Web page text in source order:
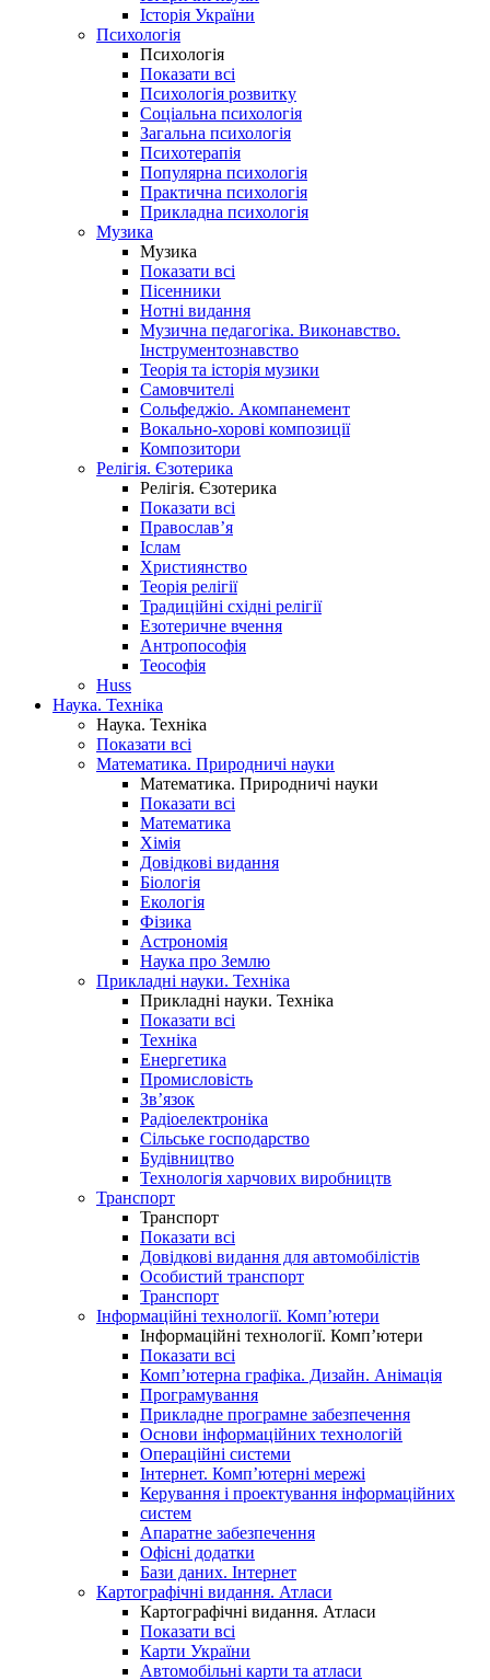
Історія України
Психологія
Психологія
Показати всі
Психологія розвитку
Соціальна психологія
Загальна психологія
Психотерапія
Популярна психологія
Практична психологія
Прикладна психологія
Музика
Музика
Показати всі
Пісенники
Нотні видання
Музична педагогіка. Виконавство.
Інструментознавство
Теорія та історія музики
Самовчителі
Сольфеджіо. Акомпанемент
Вокально-хорові композиції
Композитори
Релігія. Єзотерика
Релігія. Єзотерика
Показати всі
Православ’я
Іслам
Християнство
Теорія релігії
Традиційні східні релігії
Езотеричне вчення
Антропософія
Теософія
Huss
Наука. Техніка
Наука. Техніка
Показати всі
Математика. Природничі науки
Математика. Природничі науки
Показати всі
Математика
Хімія
Довідкові видання
Біологія
Екологія
Фізика
Астрономія
Наука про Землю
Прикладні науки. Техніка
Прикладні науки. Техніка
Показати всі
Техніка
Енергетика
Промисловість
Зв’язок
Радіоелектроніка
Сільське господарство
Будівництво
Технологія харчових виробництв
Транспорт
Транспорт
Показати всі
Довідкові видання для автомобілістів
Особистий транспорт
Транспорт
Інформаційні технології. Комп’ютери
Інформаційні технології. Комп’ютери
Показати всі
Комп’ютерна графіка. Дизайн. Анімація
Програмування
Прикладне програмне забезпечення
Основи інформаційних технологій
Операційні системи
Інтернет. Комп’ютерні мережі
Керування і проектування інформаційних
систем
Апаратне забезпечення
Офісні додатки
Бази даних. Інтернет
Картографічні видання. Атласи
Картографічні видання. Атласи
Показати всі
Карти України
Автомобільні карти та атласи